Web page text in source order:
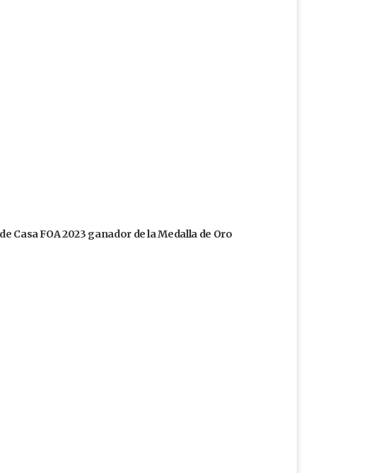
Casa FOA 2023 ganador de la Medalla de Oro